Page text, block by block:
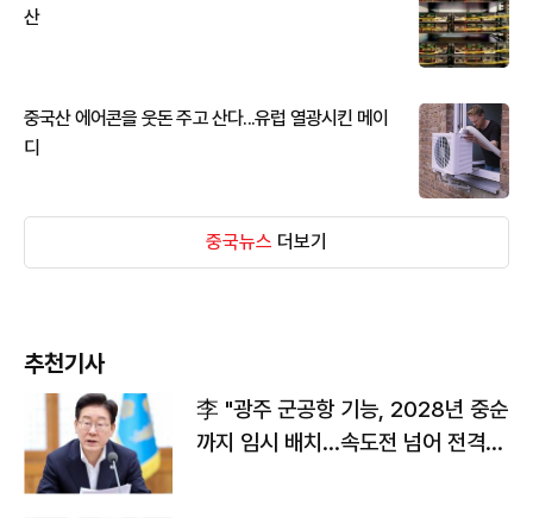
산
중국산 에어콘을 웃돈 주고 산다...유럽 열광시킨 메이
디
중국뉴스 더보기
추천기사
李 "광주 군공항 기능, 2028년 중순
까지 임시 배치…속도전 넘어 전격